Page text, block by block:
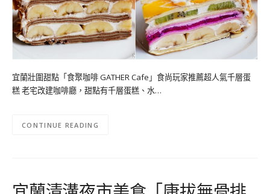
宜蘭壯圍甜點「食聚咖啡 GATHER Cafe」食尚玩家推薦超人氣千層蛋
糕 老宅改建咖啡廳，甜點有千層蛋糕、水…
CONTINUE READING